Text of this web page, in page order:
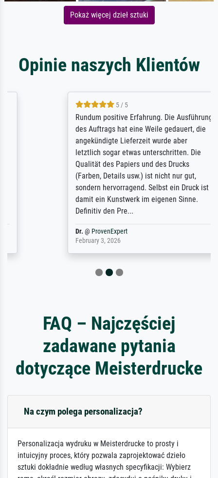
Pokaż więcej dzieł sztuki
Opinie naszych Klientów
5 / 5
Rundum positive Erfahrung. Die Ausführung
des Auftrags hat eine Weile gedauert, die
angekündigte Lieferzeit wurde aber
letztlich sogar etwas unterschritten. Die
Qualität des Papiers und des Drucks
(Farben, Details usw.) ist nicht nur gut,
sondern hervorragend. Selbst ein Druck ist
damit ein Kunstwerk im eigenen Sinne.
Definitiv den Pre...
ProvenExpert
February 3, 2026
FAQ – Najczęściej
zadawane pytania
dotyczące Meisterdrucke
Na czym polega personalizacja?
Personalizacja wydruku w Meisterdrucke to prosty i
intuicyjny proces, który pozwala zaprojektować dzieło
sztuki dokładnie według własnych specyfikacji: Wybierz